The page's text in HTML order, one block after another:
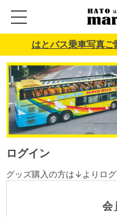
はとバス乗車写真ご
ログイン
グッズ購入の方は↓よりロ
会